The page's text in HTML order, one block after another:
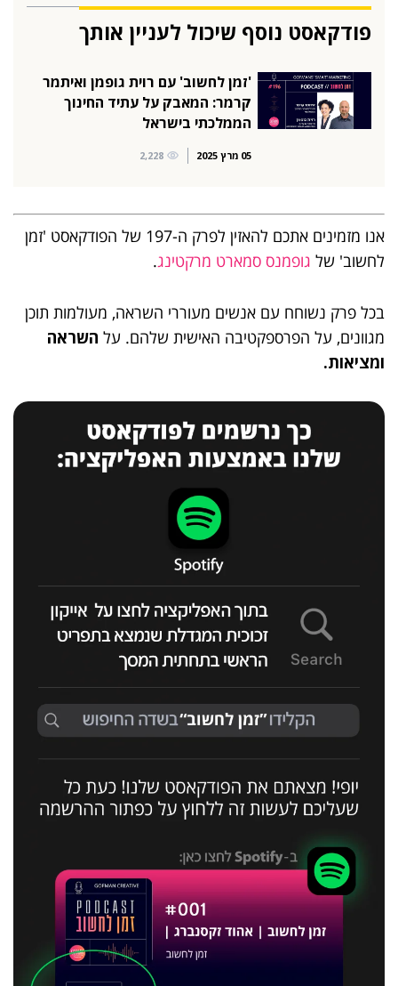
פודקאסט נוסף שיכול לעניין אותך
'זמן לחשוב' עם רוית גופמן ואיתמר
קרמר: המאבק על עתיד החינוך
הממלכתי בישראל
05 מרץ 2025 2,228
אנו מזמינים אתכם להאזין לפרק ה-197 של הפודקאסט 'זמן
לחשוב' של גופמנס סמארט מרקטינג.
בכל פרק נשוחח עם אנשים מעוררי השראה, מעולמות תוכן
מגוונים, על הפרספקטיבה האישית שלהם. על השראה
ומציאות.